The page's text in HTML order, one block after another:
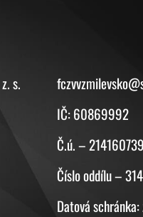
s.
IČ: 60869992
Č.ú. –
Číslo oddílu –
Datová